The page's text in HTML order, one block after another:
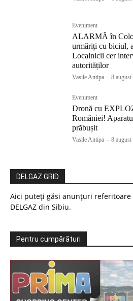
Eveniment
ALARMĂ în
urmăriți cu biciul,
Localnicii cer
autorităților
Vasile Antipa - 8
Eveniment
Dronă cu
României!
prăbușit
Vasile Antipa - 8
DELGAZ GRID
Aici puteți găsi anunțuri
DELGAZ din Sibiu.
Pentru cumpărături